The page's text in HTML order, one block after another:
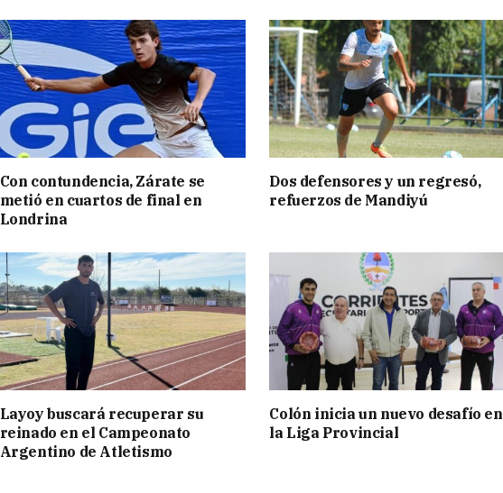
Con contundencia, Zárate se
metió en cuartos de final en
Londrina
Dos defensores y un regresó,
refuerzos de Mandiyú
Layoy buscará recuperar su
reinado en el Campeonato
Argentino de Atletismo
Colón inicia un nuevo desafío en
la Liga Provincial